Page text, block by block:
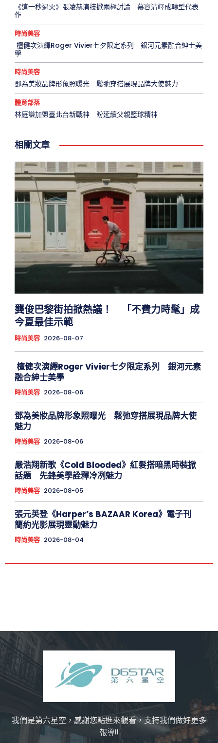
《這一秒過火》張凌赫演技掀兩極討論 慕容清嶧成轉型代表
作
時尚美容
檀健次演繹Roger Vivier七夕限定系列 銀河元素融合紳士美
學
時尚美容
鄧為美妝品牌形象照曝光 鬆弛穿搭展現品牌大使魅力
體育部落
林庭謙加盟臺北台新戰神 盼延續父親籃球精神
相關文章
龔俊巴黎街拍掀熱議！ 「不費力時髦」成
今夏最佳示範
時尚美容 2026-08-07
檀健次演繹Roger Vivier七夕限定系列 銀河元素
融合紳士美學
時尚美容 2026-08-06
鄧為美妝品牌形象照曝光 鬆弛穿搭展現品牌大使
魅力
時尚美容 2026-08-06
嚴浩翔新歌《Cold Blooded》紅髮搭暗黑時裝掀
話題 先鋒美學詮釋冷冽魅力
時尚美容 2026-08-05
張元英登《Harper’s BAZAAR Korea》電子刊
簡約光影展現靈動魅力
時尚美容 2026-08-04
我們是第六星空，感謝您點進來觀看，支持我們做好更多
報導!!